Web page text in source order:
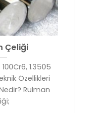
Çeliği
1.3505
Özellikleri
Rulman